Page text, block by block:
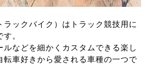
ラックバイク）はトラック競技用に
。
ルなどを細かくカスタムできる楽し
転車好きから愛される車種の一つで